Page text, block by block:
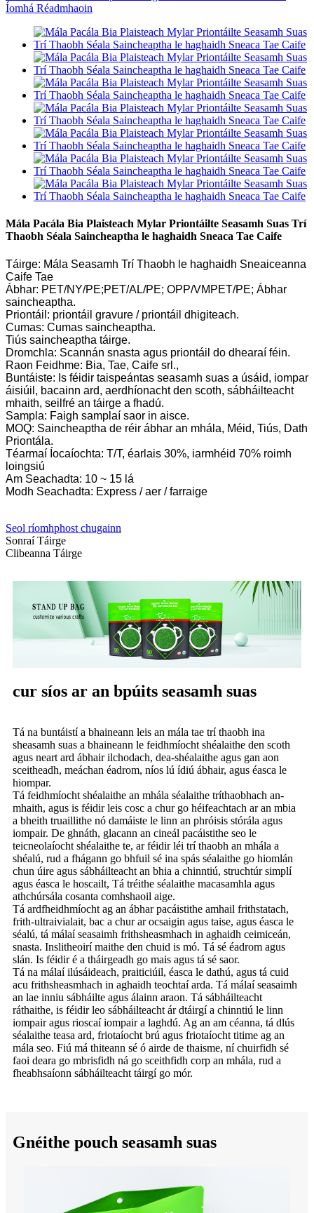
Mála Pacála Bia Plaisteach Mylar Priontáilte Seasamh Suas Trí
Thaobh Séala Saincheaptha le haghaidh Sneaca Tae Caife
Táirge: Mála Seasamh Trí Thaobh le haghaidh Sneaiceanna
Caife Tae
Ábhar: PET/NY/PE;PET/AL/PE; OPP/VMPET/PE; Ábhar
saincheaptha.
Priontáil: priontáil gravure / priontáil dhigiteach.
Cumas: Cumas saincheaptha.
Tiús saincheaptha táirge.
Dromchla: Scannán snasta agus priontáil do dhearaí féin.
Raon Feidhme: Bia, Tae, Caife srl.,
Buntáiste: Is féidir taispeántas seasamh suas a úsáid, iompar
áisiúil, bacainn ard, aerdhíonacht den scoth, sábháilteacht
mhaith, seilfré an táirge a fhadú.
Sampla: Faigh samplaí saor in aisce.
MOQ: Saincheaptha de réir ábhar an mhála, Méid, Tiús, Dath
Priontála.
Téarmaí Íocaíochta: T/T, éarlais 30%, iarmhéid 70% roimh
loingsiú
Am Seachadta: 10 ~ 15 lá
Modh Seachadta: Express / aer / farraige
Seol ríomhphost chugainn
Sonraí Táirge
Clibeanna Táirge
cur síos ar an bpúits seasamh suas
Tá na buntáistí a bhaineann leis an mála tae trí thaobh ina
sheasamh suas a bhaineann le feidhmíocht shéalaithe den scoth
agus neart ard ábhair ilchodach, dea-shéalaithe agus gan aon
sceitheadh, meáchan éadrom, níos lú ídiú ábhair, agus éasca le
hiompar.
Tá feidhmíocht shéalaithe an mhála séalaithe tríthaobhach an-
mhaith, agus is féidir leis cosc ​​a chur go héifeachtach ar an mbia
a bheith truaillithe nó damáiste le linn an phróisis stórála agus
iompair. De ghnáth, glacann an cineál pacáistithe seo le
teicneolaíocht shéalaithe te, ar féidir léi trí thaobh an mhála a
shéalú, rud a fhágann go bhfuil sé ina spás séalaithe go hiomlán
chun úire agus sábháilteacht an bhia a chinntiú, struchtúr simplí
agus éasca le hoscailt, Tá tréithe séalaithe macasamhla agus
athchúrsála cosanta comhshaoil ​​​​aige.
Tá ardfheidhmíocht ag an ábhar pacáistithe amhail frithstatach,
frith-ultraivialait, bac a chur ar ocsaigin agus taise, agus éasca le
séalú, tá málaí seasaimh frithsheasmhach in aghaidh ceimiceán,
snasta. Inslitheoirí maithe den chuid is mó. Tá sé éadrom agus
slán. Is féidir é a tháirgeadh go mais agus tá sé saor.
Tá na málaí ilúsáideach, praiticiúil, éasca le dathú, agus tá cuid
acu frithsheasmhach in aghaidh teochtaí arda. Tá málaí seasaimh
an lae inniu sábháilte agus álainn araon. Tá sábháilteacht
ráthaithe, is féidir leo sábháilteacht ár dtáirgí a chinntiú le linn
iompair agus rioscaí iompair a laghdú. Ag an am céanna, tá dlús
séalaithe teasa ard, friotaíocht brú agus friotaíocht titime ag an
mála seo. Fiú má thiteann sé ó airde de thaisme, ní chuirfidh sé
faoi deara go mbrisfidh ná go sceithfidh corp an mhála, rud a
fheabhsaíonn sábháilteacht táirgí go mór.
Gnéithe pouch seasamh suas